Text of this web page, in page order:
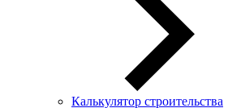
Калькулятор строительства